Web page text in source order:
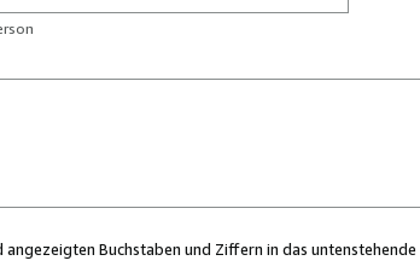
Buchstaben und Ziffern in das